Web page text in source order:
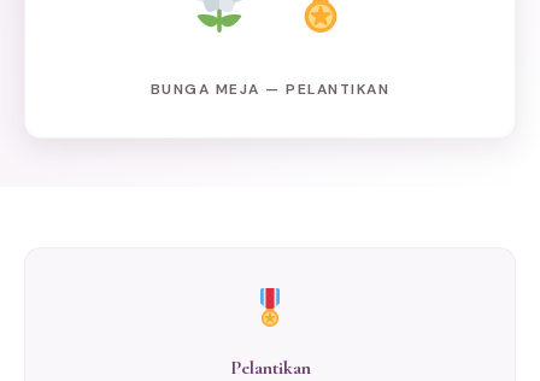
BUNGA MEJA — PELANTIKAN
Pelantikan